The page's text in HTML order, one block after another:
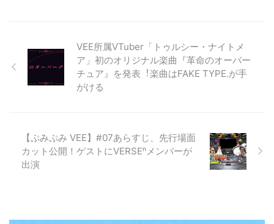
VEE所属VTuber「トゥルシー・ナイトメ
ア」初のオリジナル楽曲『⾰命のオーバー
チュア』を発表︕楽曲はFAKE TYPE.が⼿
がける
【ぷみぷみ VEE】#07あらすじ、先行場面
カット公開！ゲストにVERSEⁿメンバーが
出演